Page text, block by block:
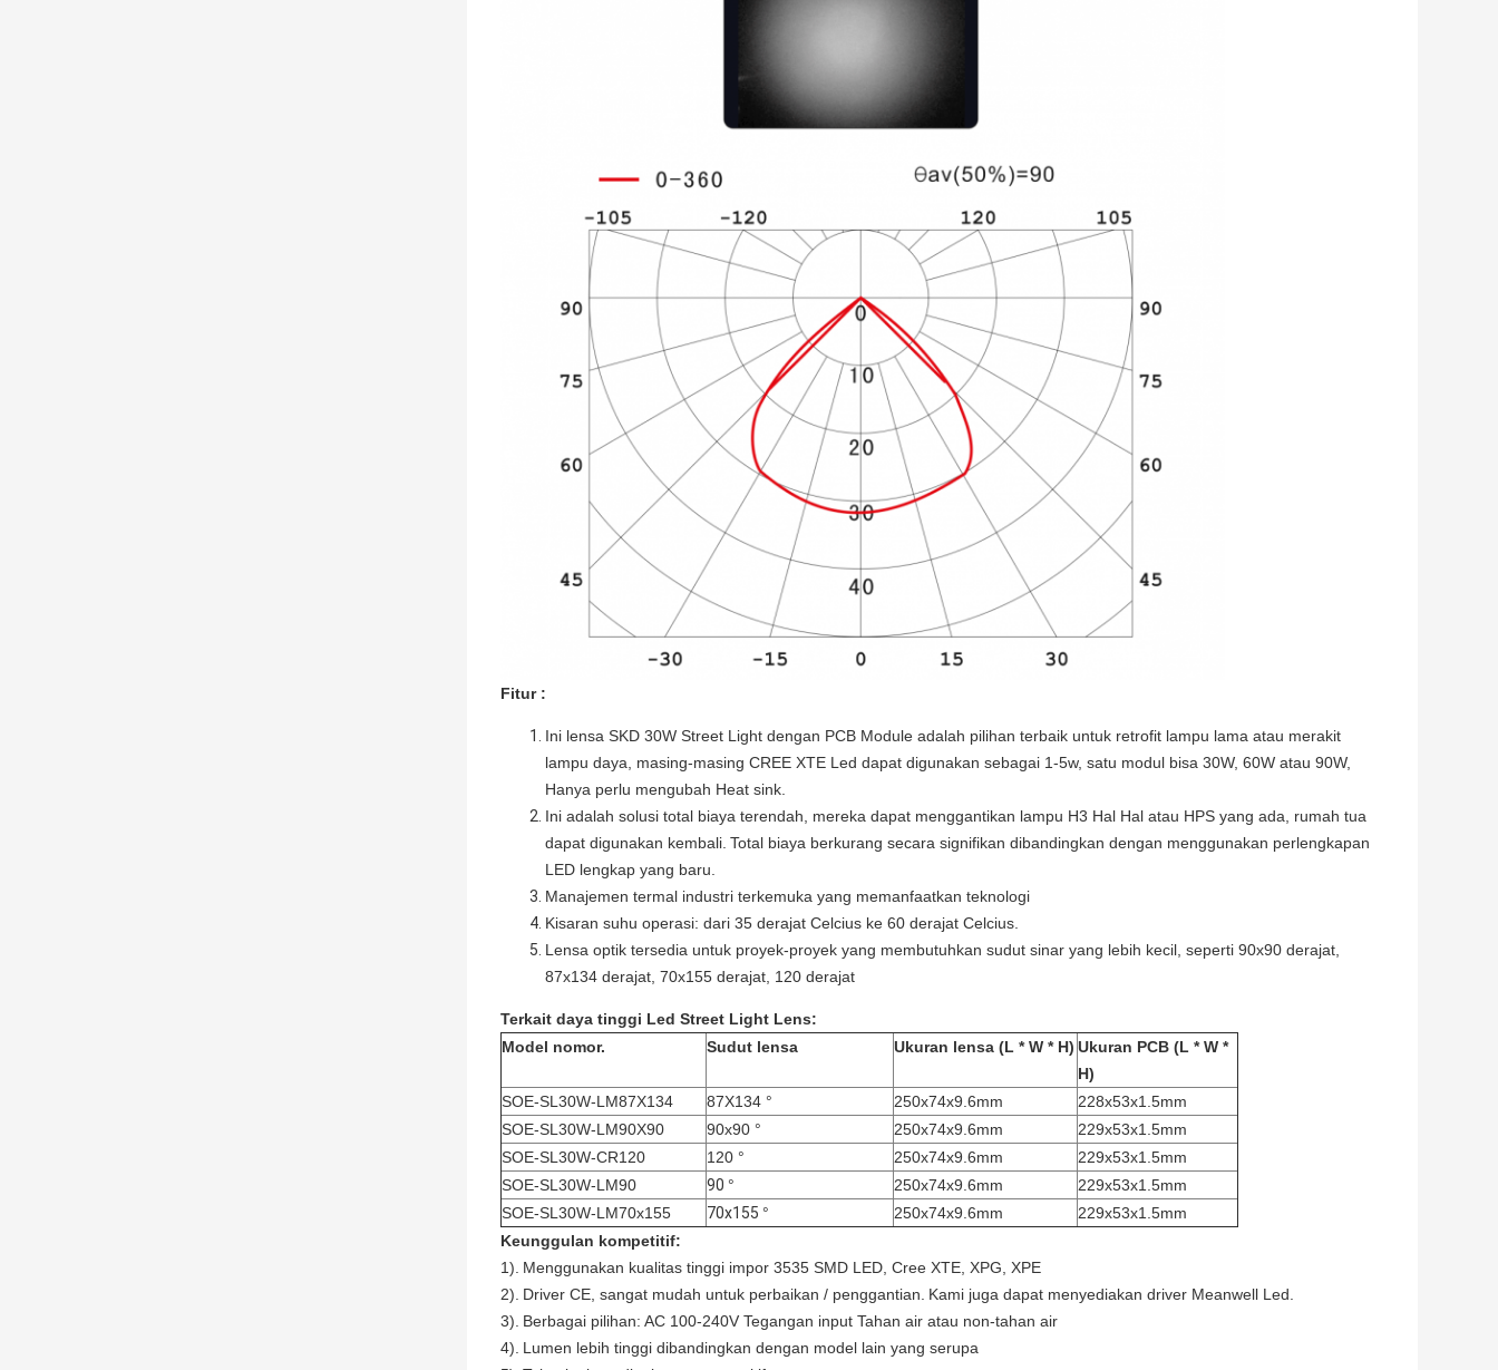
Fitur :
Ini lensa SKD 30W Street Light dengan PCB Module adalah pilihan terbaik untuk retrofit lampu lama atau merakit
lampu daya, masing-masing CREE XTE Led dapat digunakan sebagai 1-5w, satu modul bisa 30W, 60W atau 90W,
Hanya perlu mengubah Heat sink.
Ini adalah solusi total biaya terendah, mereka dapat menggantikan lampu H3 Hal Hal atau HPS yang ada, rumah tua
dapat digunakan kembali. Total biaya berkurang secara signifikan dibandingkan dengan menggunakan perlengkapan
LED lengkap yang baru.
Manajemen termal industri terkemuka yang memanfaatkan teknologi
Kisaran suhu operasi: dari 35 derajat Celcius ke 60 derajat Celcius.
Lensa optik tersedia untuk proyek-proyek yang membutuhkan sudut sinar yang lebih kecil, seperti 90x90 derajat,
87x134 derajat, 70x155 derajat, 120 derajat
Terkait daya tinggi Led Street Light Lens:
Model nomor.
Sudut lensa Ukuran lensa (L * W * H) Ukuran PCB (L * W *
H)
SOE-SL30W-LM87X134
87X134 ° 250x74x9.6mm
228x53x1.5mm
SOE-SL30W-LM90X90
90x90 ° 250x74x9.6mm
229x53x1.5mm
SOE-SL30W-CR120
120 ° 250x74x9.6mm
229x53x1.5mm
SOE-SL30W-LM90
90 ° 250x74x9.6mm
229x53x1.5mm
SOE-SL30W-LM70x155
70x155 ° 250x74x9.6mm
229x53x1.5mm
Keunggulan kompetitif:
1). Menggunakan kualitas tinggi impor 3535 SMD LED, Cree XTE, XPG, XPE
2). Driver CE, sangat mudah untuk perbaikan / penggantian. Kami juga dapat menyediakan driver Meanwell Led.
3). Berbagai pilihan: AC 100-240V Tegangan input Tahan air atau non-tahan air
4). Lumen lebih tinggi dibandingkan dengan model lain yang serupa